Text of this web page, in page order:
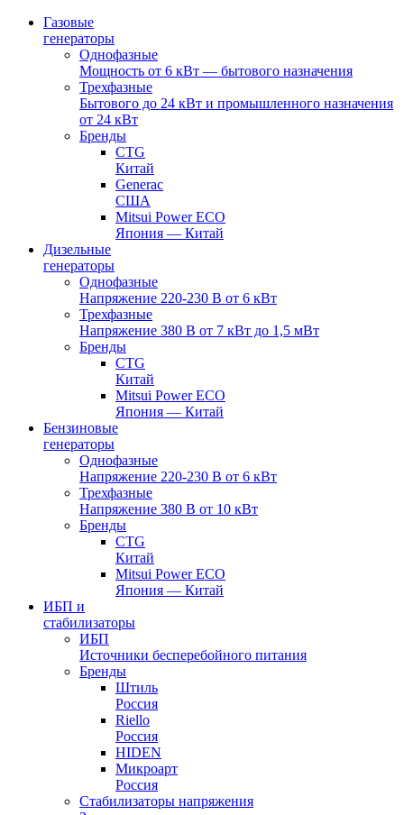
Газовые
генераторы
Однофазные
Мощность от 6 кВт — бытового назначения
Трехфазные
Бытового до 24 кВт и промышленного назначения
от 24 кВт
Бренды
CTG
Китай
Generac
США
Mitsui Power ECO
Япония — Китай
Дизельные
генераторы
Однофазные
Напряжение 220-230 В от 6 кВт
Трехфазные
Напряжение 380 В от 7 кВт до 1,5 мВт
Бренды
CTG
Китай
Mitsui Power ECO
Япония — Китай
Бензиновые
генераторы
Однофазные
Напряжение 220-230 В от 6 кВт
Трехфазные
Напряжение 380 В от 10 кВт
Бренды
CTG
Китай
Mitsui Power ECO
Япония — Китай
ИБП и
стабилизаторы
ИБП
Источники бесперебойного питания
Бренды
Штиль
Россия
Riello
Россия
HIDEN
Микроарт
Россия
Стабилизаторы напряжения